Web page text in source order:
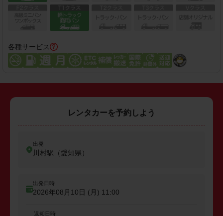
各種サービス
レンタカーを予約しよう
出発
川村駅（愛知県）
出発日時
2026年08月10日 (月) 11:00
返却日時